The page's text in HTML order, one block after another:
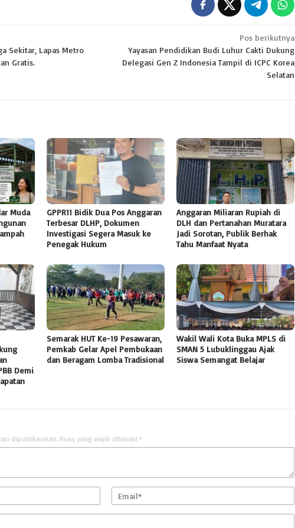
Sekitar, Lapas Metro
Gratis.
Pos berikutnya
Yayasan Pendidikan Budi Luhur Cakti Dukung
Delegasi Gen Z Indonesia Tampil di ICPC Korea
Selatan
Muda
GPPR11 Bidik Dua Pos Anggaran
Terbesar DLHP, Dokumen
Investigasi Segera Masuk ke
Penegak Hukum
Anggaran Miliaran Rupiah di
DLH dan Pertanahan Muratara
Jadi Sorotan, Publik Berhak
Tahu Manfaat Nyata
Demi
Semarak HUT Ke-19 Pesawaran,
Pemkab Gelar Apel Pembukaan
dan Beragam Lomba Tradisional
Wakil Wali Kota Buka MPLS di
SMAN 5 Lubuklinggau Ajak
Siswa Semangat Belajar
dipublikasikan. Ruas yang wajib ditandai *